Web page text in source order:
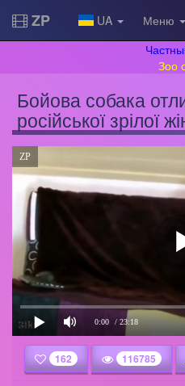
ZP UA
Меню
Зоо
Бойова собака
російської зрілої
ZP
0:00 / 23:18
162 116785